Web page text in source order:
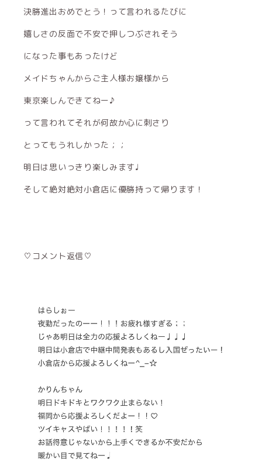
決勝進出おめでとう！って言われるたびに
嬉しさの反面で不安で押しつぶされそう
になった事もあったけど
メイドちゃんからご主人様お嬢様から
東京楽しんできてねー♪
って言われてそれが何故か心に刺さり
とってもうれしかった；；
明日は思いっきり楽しみます♩
そして絶対絶対小倉店に優勝持って帰ります！
♡コメント返信♡